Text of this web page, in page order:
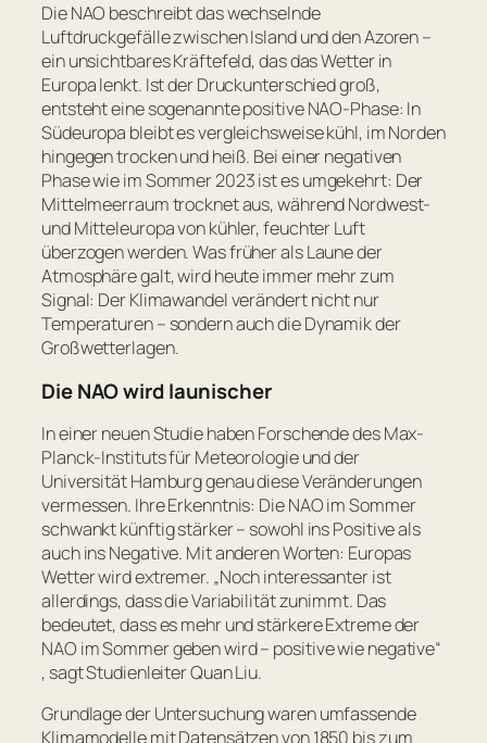
Die NAO beschreibt das wechselnde
Luftdruckgefälle zwischen Island und den Azoren –
ein unsichtbares Kräftefeld, das das Wetter in
Europa lenkt. Ist der Druckunterschied groß,
entsteht eine sogenannte positive NAO-Phase: In
Südeuropa bleibt es vergleichsweise kühl, im Norden
hingegen trocken und heiß. Bei einer negativen
Phase wie im Sommer 2023 ist es umgekehrt: Der
Mittelmeerraum trocknet aus, während Nordwest-
und Mitteleuropa von kühler, feuchter Luft
überzogen werden. Was früher als Laune der
Atmosphäre galt, wird heute immer mehr zum
Signal: Der Klimawandel verändert nicht nur
Temperaturen – sondern auch die Dynamik der
Großwetterlagen.
Die NAO wird launischer
In einer neuen Studie haben Forschende des Max-
Planck-Instituts für Meteorologie und der
Universität Hamburg genau diese Veränderungen
vermessen. Ihre Erkenntnis: Die NAO im Sommer
schwankt künftig stärker – sowohl ins Positive als
auch ins Negative. Mit anderen Worten: Europas
Wetter wird extremer. „Noch interessanter ist
allerdings, dass die Variabilität zunimmt. Das
bedeutet, dass es mehr und stärkere Extreme der
NAO im Sommer geben wird – positive wie negative“
, sagt Studienleiter Quan Liu.
Grundlage der Untersuchung waren umfassende
Klimamodelle mit Datensätzen von 1850 bis zum